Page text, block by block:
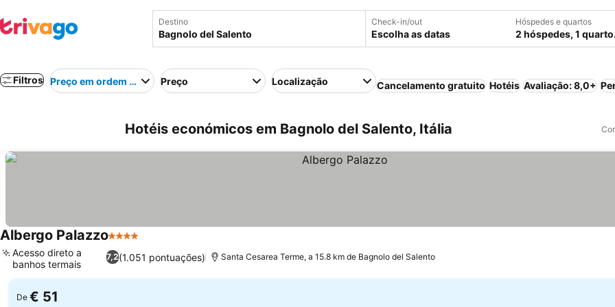
Destino Check-in/out
Escolha as datas
Hóspedes e quartos
2 hóspedes, 1 quarto.
Filtros Preço em ordem crescentePreço Localização Cancelamento gratuito Hotéis Avaliação: 8,0+
Hotéis económicos em Bagnolo del Salento, Itália
Albergo Palazzo4 Estrelas
7,2(1.051 pontuações)
Acesso direto a
banhos termais
Santa Cesarea Terme, a 15.8 km de Bagnolo del Salento
De € 51